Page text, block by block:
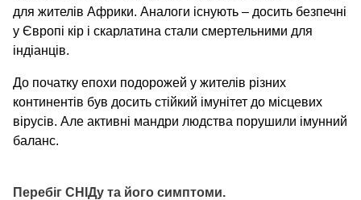
для жителів Африки. Аналоги існують – досить безпечні
у Європі кір і скарлатина стали смертельними для
індіанців.
До початку епохи подорожей у жителів різних
континентів був досить стійкий імунітет до місцевих
вірусів. Але активні мандри людства порушили імунний
баланс.
Перебіг СНІДу та його симптоми.